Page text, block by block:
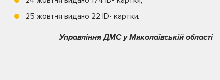
25 жовтня видано 22 ID- картки.
Управління ДМС у Миколаївській області